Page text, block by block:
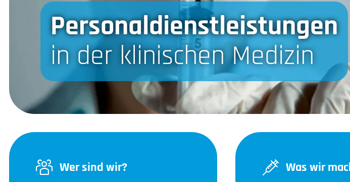
Personaldienstleistungen
in der klinischen Medizin
Wer sind wir? Was wir